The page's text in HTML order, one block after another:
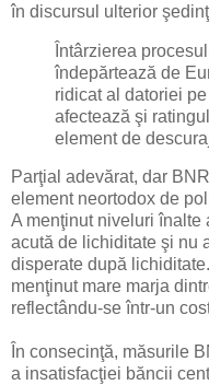
în discursul ulterior
Întârzierea
îndepărtează de
ridicat al datoriei
afectează şi
element de
Parţial adevărat, dar
element neortodox de
A menţinut niveluri înalte
acută de lichiditate şi nu
disperate după
menţinut mare marja
reflectându-se într-un
În consecinţă, măsurile
a insatisfacţiei băncii